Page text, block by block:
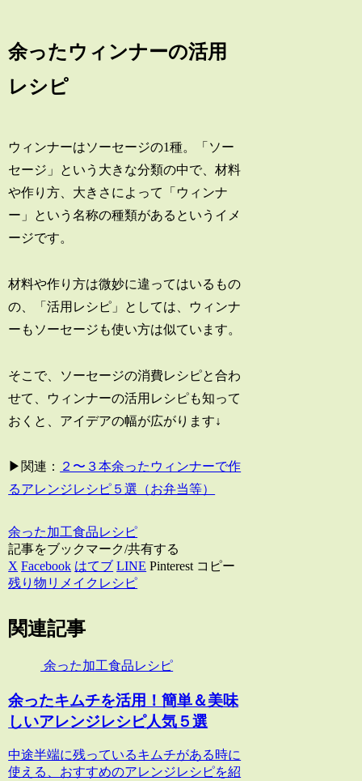
余ったウィンナーの活用
レシピ
ウィンナーはソーセージの1種。「ソー
セージ」という大きな分類の中で、材料
や作り方、大きさによって「ウィンナ
ー」という名称の種類があるというイメ
ージです。
材料や作り方は微妙に違ってはいるもの
の、「活用レシピ」としては、ウィンナ
ーもソーセージも使い方は似ています。
そこで、ソーセージの消費レシピと合わ
せて、ウィンナーの活用レシピも知って
おくと、アイデアの幅が広がります↓
▶関連：
２〜３本余ったウィンナーで作
るアレンジレシピ５選（お弁当等）
余った加工食品レシピ
記事をブックマーク/共有する
X Facebook はてブ LINE Pinterest コピー
残り物リメイクレシピ
関連記事
余った加工食品レシピ
余ったキムチを活用！簡単＆美味
しいアレンジレシピ人気５選
中途半端に残っているキムチがある時に
使える、おすすめのアレンジレシピを紹